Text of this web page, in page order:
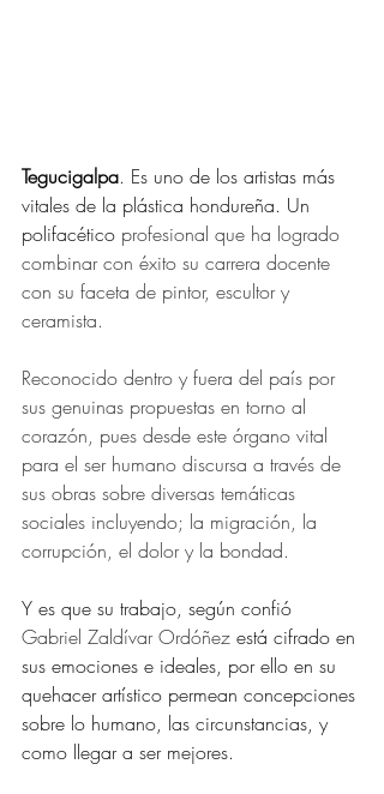
Tegucigalpa. Es uno de los artistas más
vitales de la plástica hondureña. Un
polifacético profesional que ha logrado
combinar con éxito su carrera docente
con su faceta de pintor, escultor y
ceramista.
Reconocido dentro y fuera del país por
sus genuinas propuestas en torno al
corazón, pues desde este órgano vital
para el ser humano discursa a través de
sus obras sobre diversas temáticas
sociales incluyendo; la migración, la
corrupción, el dolor y la bondad.
Y es que su trabajo, según confió
Gabriel Zaldívar Ordóñez está cifrado en
sus emociones e ideales, por ello en su
quehacer artístico permean concepciones
sobre lo humano, las circunstancias, y
como llegar a ser mejores.